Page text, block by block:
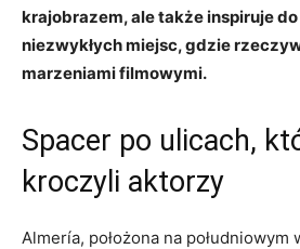
krajobrazem, ale także‌ inspiruje
niezwykłych miejsc, gdzie
marzeniami filmowymi.
Spacer po ulicach,
kroczyli aktorzy
Almería, położona na